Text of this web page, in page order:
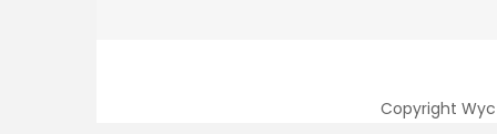
Copyright